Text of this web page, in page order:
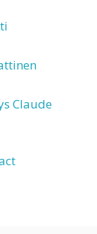
Claude